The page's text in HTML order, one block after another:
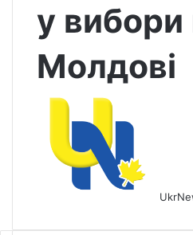
у вибори
Молдові